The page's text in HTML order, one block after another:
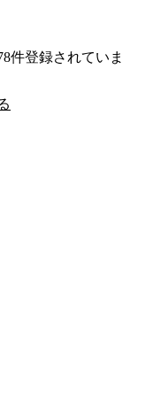
件登録されていま